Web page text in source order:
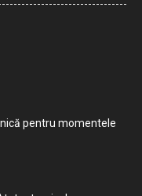
pentru momentele